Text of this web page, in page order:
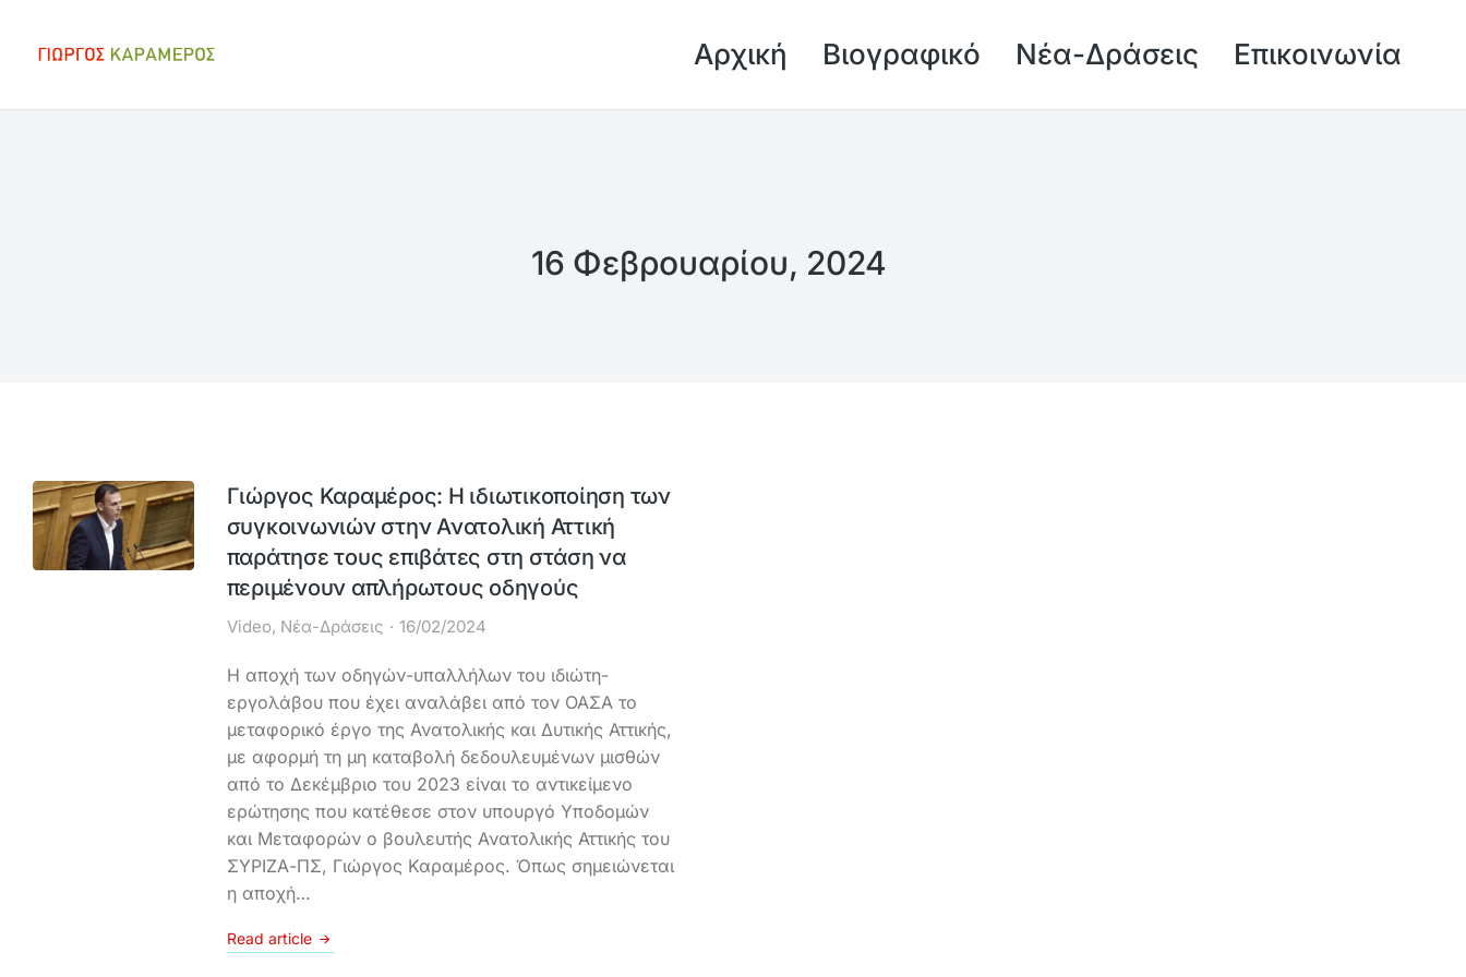
Αρχική Βιογραφικό Νέα-Δράσεις Επικοινωνία
16 Φεβρουαρίου, 2024
Γιώργος Καραμέρος: Η ιδιωτικοποίηση των
συγκοινωνιών στην Ανατολική Αττική
παράτησε τους επιβάτες στη στάση να
περιμένουν απλήρωτους οδηγούς
Video, Νέα-Δράσεις 16/02/2024
Η αποχή των οδηγών-υπαλλήλων του ιδιώτη-
εργολάβου που έχει αναλάβει από τον ΟΑΣΑ το
μεταφορικό έργο της Ανατολικής και Δυτικής Αττικής,
με αφορμή τη μη καταβολή δεδουλευμένων μισθών
από το Δεκέμβριο του 2023 είναι το αντικείμενο
ερώτησης που κατέθεσε στον υπουργό Υποδομών
και Μεταφορών ο βουλευτής Ανατολικής Αττικής του
ΣΥΡΙΖΑ-ΠΣ, Γιώργος Καραμέρος. Όπως σημειώνεται
η αποχή…
Read article